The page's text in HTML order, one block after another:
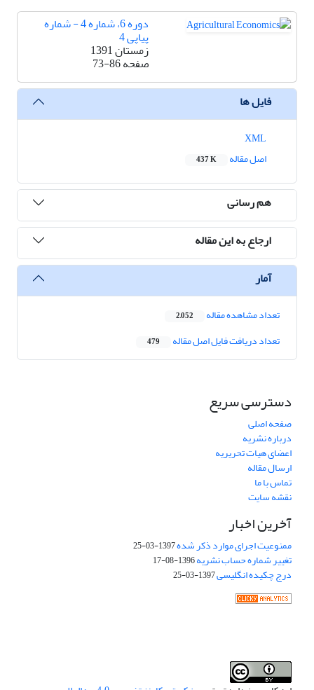
دوره 6، شماره 4 - شماره
پیاپی 4
زمستان 1391
صفحه73-86
فایل ها
اصل مقاله
437 K
هم رسانی
ارجاع به این مقاله
آمار
تعداد مشاهده مقاله 2,052
تعداد دریافت فایل اصل مقاله 479
دسترسی سریع
صفحه اصلی
درباره نشریه
اعضای هیات تحریریه
ارسال مقاله
تماس با ما
نقشه سایت
آخرین اخبار
ممنوعیت اجرای موارد ذکر شده1397-03-25
تغییر شماره حساب نشریه1396-08-17
درج چکیده انگلیسی1397-03-25